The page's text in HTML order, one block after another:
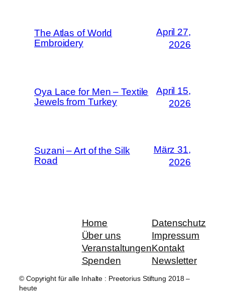
The Atlas of World
Embroidery
April 27,
2026
Oya Lace for Men – Textile
Jewels from Turkey
April 15,
2026
Suzani – Art of the Silk
Road
März 31,
2026
Home
Über uns
Veranstaltungen
Spenden
Datenschutz
Impressum
Kontakt
Newsletter
© Copyright für alle Inhalte : Preetorius Stiftung 2018 –
heute